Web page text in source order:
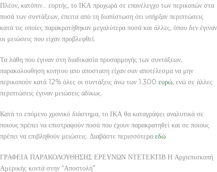
Πλέον, κατόπιν… εορτής, το ΙΚΑ προχωρά σε επανέλεγχο των περικοπών στα
ποσά των συντάξεων, έπειτα από τη διαπίστωση ότι υπήρξαν περιπτώσεις
κατά τις οποίες παρακρατήθηκαν μεγαλύτερα ποσά και άλλες, όπου δεν έγιναν
οι μειώσεις που είχαν προβλεφθεί.
Τα λάθη που έγιναν στη διαδικασία προσαρμογής των συντάξεων,
παρακολουθηση κινητου απο αποσταση είχαν σαν αποτέλεσμα να μην
περικοπούν κατά 12% όλες οι συντάξεις άνω των 1.300 ευρώ, ενώ σε άλλες
περιπτώσεις έγιναν μειώσεις αδίκως.
Κατά το επόμενο χρονικό διάστημα, το ΙΚΑ θα καταγράψει αναλυτικά σε
ποιους πρέπει να επιστραφούν ποσά που έχουν παρακρατηθεί και σε ποιους
πρέπει να επιβληθούν μειώσεις. Διαβάστε περισσότερα εδώ
ΓΡΑΦΕΙΑ ΠΑΡΑΚΟΛΟΥΘΗΣΗΣ ΕΡΕΥΝΩΝ ΝΤΕΤΕΚΤΙΒ Η Αρχιεπισκοπή
Αμερικής κοντά στην “Αποστολή”